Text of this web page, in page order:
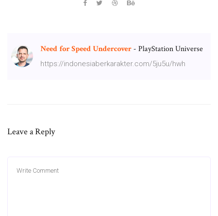
NeedforSpeedUndercover - PlayStation Universe
https://indonesiaberkarakter.com/5ju5u/hwh
Leave a Reply